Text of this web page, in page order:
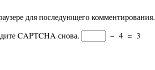
для последующего комментирования.
CAPTCHA снова.
− 4 = 3